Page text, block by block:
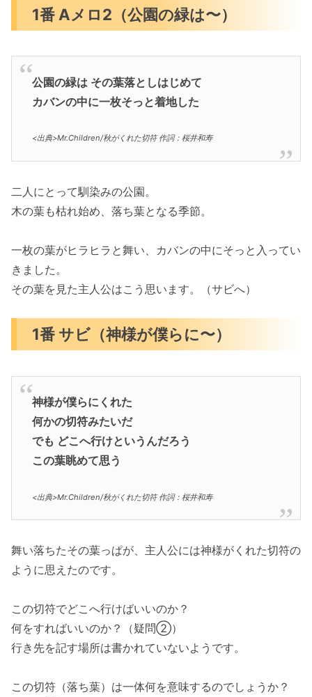
1番 Aメロ2（公園の緑は〜）
公園の緑は その葉落としはじめて
カバンの中に一枚そっと着地した
<出典>Mr.Children/秋がくれた切符 作詞：桜井和寿
二人にとって馴染みの公園。
木の葉も枯れ始め、落ち葉となる季節。
一枚の葉がヒラヒラと舞い、カバンの中にそっと入ってい
きました。
その葉を見た主人公はこう思います。（サビへ）
1番 サビ（神様が僕らに〜）
神様が僕らにくれた
何かの切符みたいだ
でも どこへ行けというんだろう
この葉眺めて思う
<出典>Mr.Children/秋がくれた切符 作詞：桜井和寿
舞い落ちたその葉っぱが、主人公には神様がくれた切符の
ように思えたのです。
この切符でどこへ行けばいいのか？
何をすればいいのか？（疑問②）
行き先を記す場所は書かれていないようです。
この切符（落ち葉）は一体何を意味するのでしょうか？